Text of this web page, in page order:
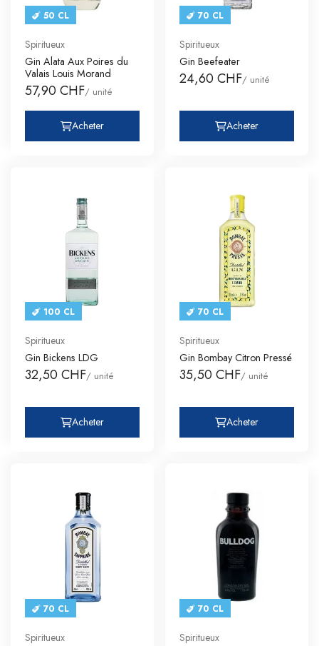
50 CL
Spiritueux
Gin Alata Aux Poires du
Valais Louis Morand
57,90 CHF/ unité
Acheter
70 CL
Spiritueux
Gin Beefeater
24,60 CHF/ unité
Acheter
100 CL
Spiritueux
Gin Bickens LDG
32,50 CHF/ unité
Acheter
70 CL
Spiritueux
Gin Bombay Citron Pressé
35,50 CHF/ unité
Acheter
70 CL
Spiritueux
70 CL
Spiritueux